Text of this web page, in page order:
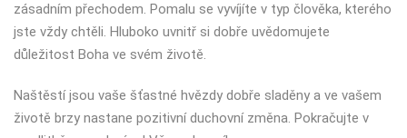
zásadním přechodem. Pomalu se vyvíjíte v typ člověka, kterého
jste vždy chtěli. Hluboko uvnitř si dobře uvědomujete
důležitost Boha ve svém životě.
Naštěstí jsou vaše šťastné hvězdy dobře sladěny a ve vašem
životě brzy nastane pozitivní duchovní změna. Pokračujte v